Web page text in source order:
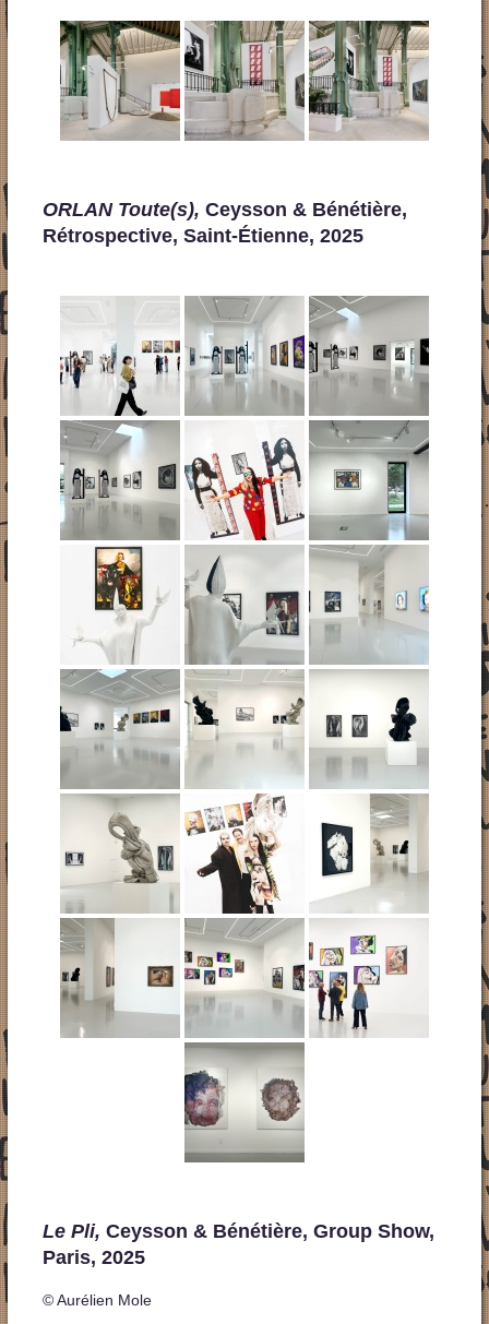
ORLAN Toute(s), Ceysson & Bénétière,
Rétrospective, Saint-Étienne, 2025
Le Pli, Ceysson & Bénétière, Group Show,
Paris, 2025
© Aurélien Mole